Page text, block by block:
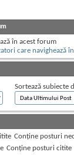
în acest forum
care navighează
Sortează subiecte
Conține posturi
Conține posturi citite